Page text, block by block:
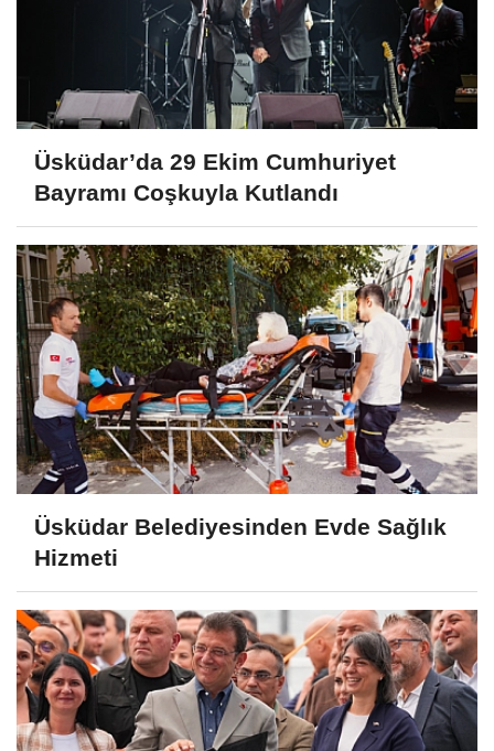
Üsküdar’da 29 Ekim Cumhuriyet
Bayramı Coşkuyla Kutlandı
Üsküdar Belediyesinden Evde Sağlık
Hizmeti